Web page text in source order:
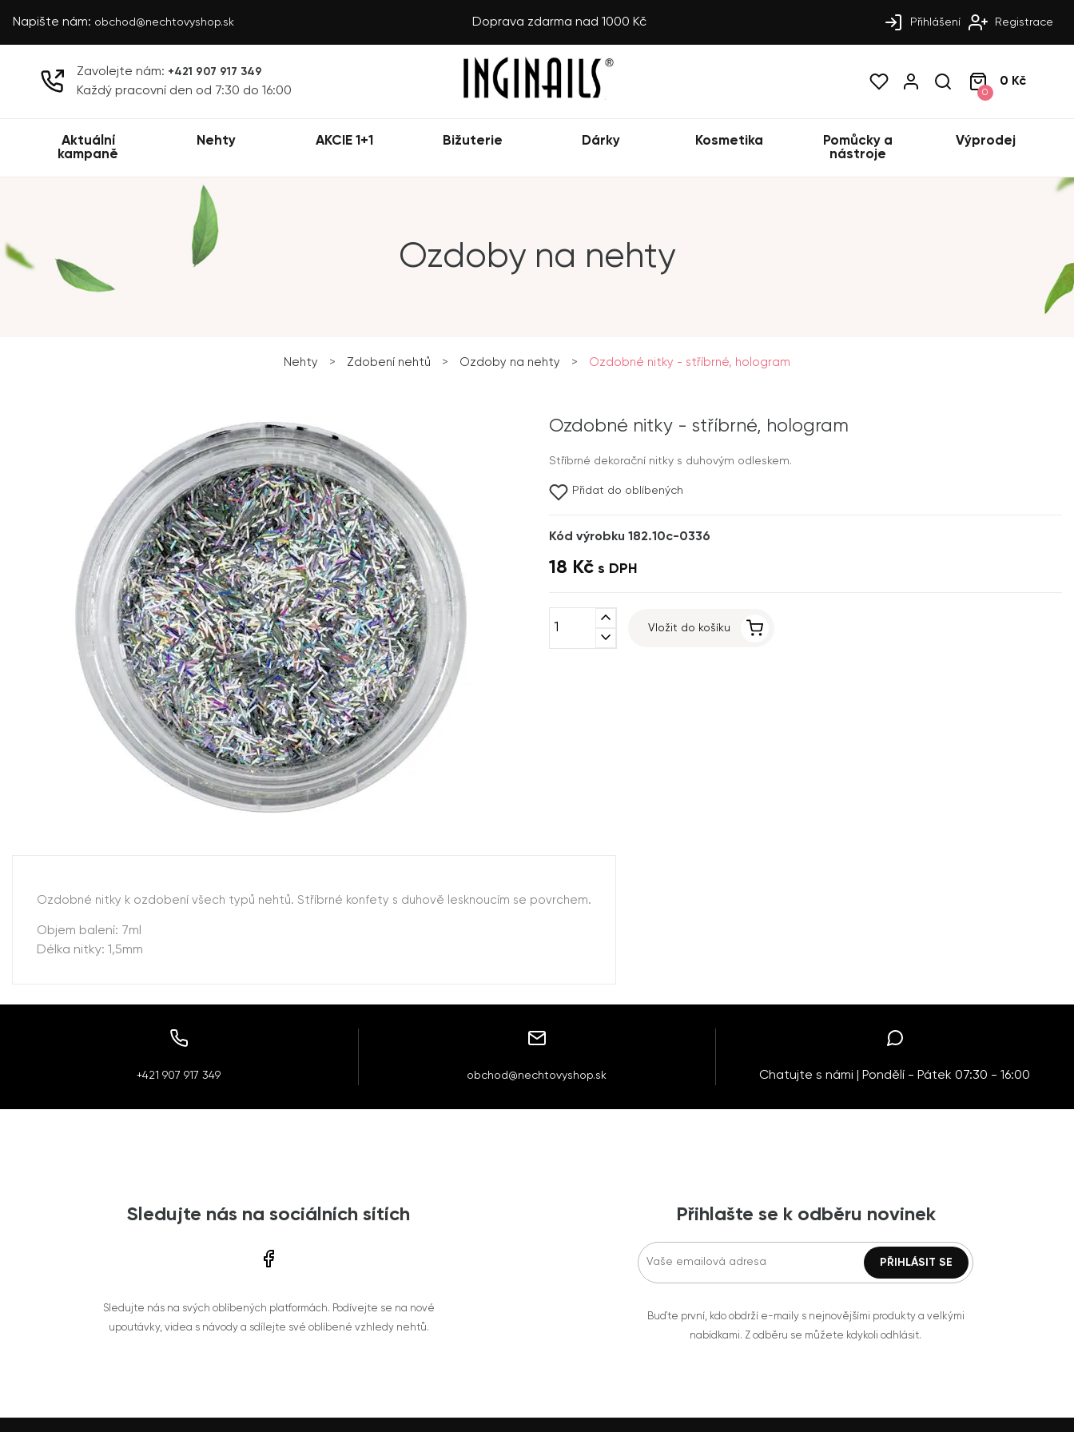
Napište nám: obchod@nechtovyshop.sk Doprava zdarma nad 1000 Kč Přihlášení Registrace
Zavolejte nám: +421 907 917 349
Každý pracovní den od 7:30 do 16:00 0
0 Kč
Aktuální
kampaně
Nehty AKCIE 1+1 Bižuterie Dárky Kosmetika
Pomůcky a
nástroje
Výprodej
Ozdoby na nehty
Nehty > Zdobení nehtů > Ozdoby na nehty > Ozdobné nitky - stříbrné, hologram
Ozdobné nitky - stříbrné, hologram
Stříbrné dekorační nitky s duhovým odleskem.
Přidat do oblíbených
Kód výrobku 182.10c-0336
18 Kč s DPH
expand_less
expand_more
Vložit do košíku
Ozdobné nitky k ozdobení všech typů nehtů. Stříbrné konfety s duhově lesknoucím se povrchem.
Objem balení: 7ml
Délka nitky: 1,5mm
+421 907 917 349 obchod@nechtovyshop.sk Chatujte s námi | Pondělí - Pátek 07:30 - 16:00
Sledujte nás na sociálních sítích
Sledujte nás na svých oblíbených platformách. Podívejte se na nové
upoutávky, videa s návody a sdílejte své oblíbené vzhledy nehtů.
Přihlašte se k odběru novinek
Buďte první, kdo obdrží e-maily s nejnovějšími produkty a velkými
nabídkami. Z odběru se můžete kdykoli odhlásit.